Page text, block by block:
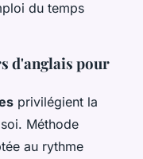
du temps
d'anglais pour
privilégient la
Méthode
au rythme